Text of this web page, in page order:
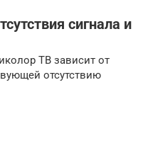
сигнала и
ТВ зависит от
отсутствию